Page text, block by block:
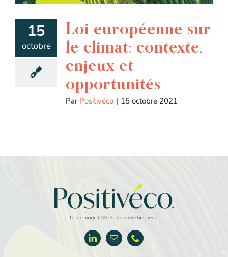
15
octobre
Loi européenne sur
le climat: contexte,
enjeux et
opportunités
Par Positivéco | 15 octobre 2021